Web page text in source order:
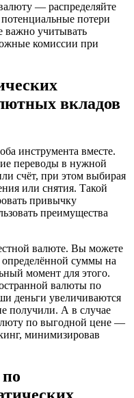
— распределяйте
потери
важно учитывать
комиссии при
вкладов
инструмента вместе.
переводы в нужной
счёт, при этом выбирая
или снятия. Такой
привычку
преимущества
валюте. Вы можете
определённой суммы на
момент для этого.
валюты по
деньги увеличиваются
получили. А в случае
по выгодной цене —
минимизировав